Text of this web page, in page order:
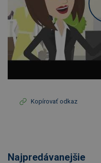
Kopírovať odkaz
Najpredávanejšie